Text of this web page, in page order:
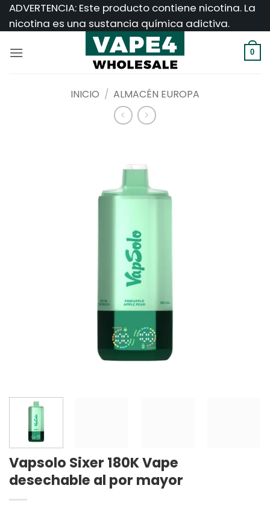
Saltar
ADVERTENCIA: Este producto contiene nicotina. La
nicotina es una sustancia química adictiva.
0
INICIO / ALMACÉN EUROPA
Vapsolo Sixer 180K Vape
desechable al por mayor